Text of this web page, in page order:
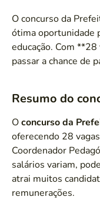
O concurso da
ótima oportunidade
educação. Com
passar a chance de
Resumo do
Oconcurso da
oferecendo 28
Coordenador
salários variam,
atrai muitos
remunerações.